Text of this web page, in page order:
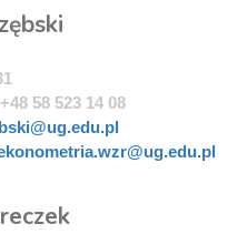
+48 58 523 14 08